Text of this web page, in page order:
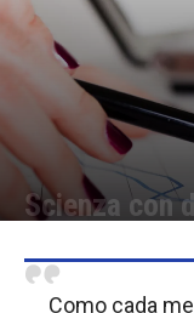
Scienza con
Como cada